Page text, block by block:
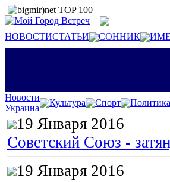
НОВОСТИСТАТЬИ СОННИК
Новости
Украина
Культура Спорт Политика
19 Января 2016
Советский Союз -
19 Января 2016